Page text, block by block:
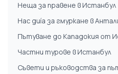
Неща за правене в Истанбул
Нас guía за гмуркане в
Пътуване до Кападокия от
Частни турове в Истанбул
Съвети и ръководства за